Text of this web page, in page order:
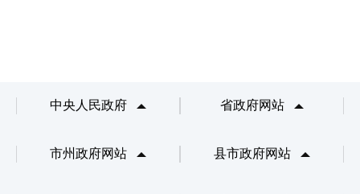
中央人民政府 省政府网站
市州政府网站 县市政府网站